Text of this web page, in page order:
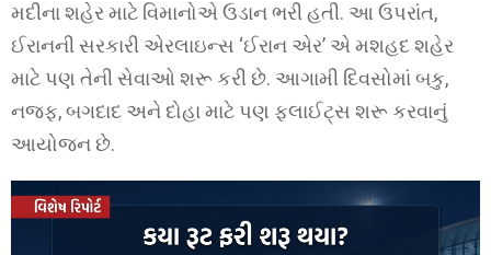
મદીના શહેર માટે વિમાનોએ ઉડાન ભરી હતી. આ ઉપરાંત,
ઈરાનની સરકારી એરલાઇન્સ ‘ઈરાન એર’ એ મશહદ શહેર
માટે પણ તેની સેવાઓ શરૂ કરી છે. આગામી દિવસોમાં બકુ,
નજફ, બગદાદ અને દોહા માટે પણ ફ્લાઈટ્સ શરૂ કરવાનું
આયોજન છે.